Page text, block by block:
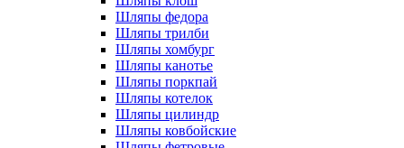
Шляпы федора
Шляпы трилби
Шляпы хомбург
Шляпы канотье
Шляпы поркпай
Шляпы котелок
Шляпы цилиндр
Шляпы ковбойские